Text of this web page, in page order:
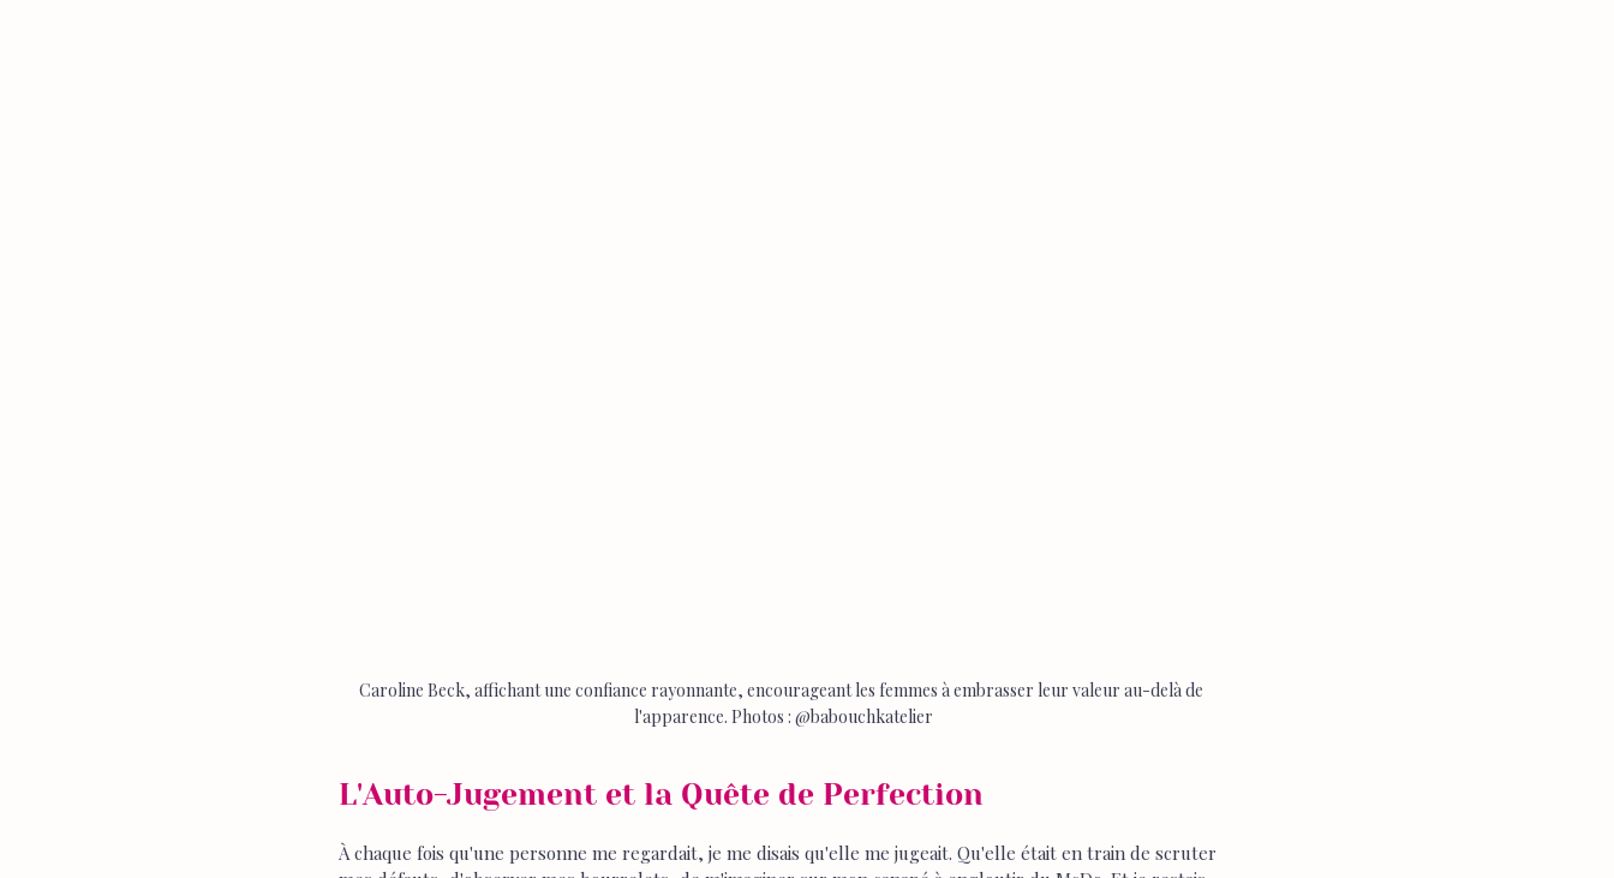
Caroline Beck, affichant une confiance rayonnante, encourageant les femmes à embrasser leur valeur au-delà de
l'apparence. Photos : @babouchkatelier
L'Auto-Jugement et la Quête de Perfection
À chaque fois qu'une personne me regardait, je me disais qu'elle me jugeait. Qu'elle était en train de scruter